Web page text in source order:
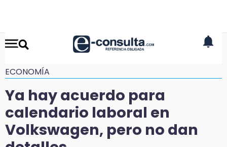
ECONOMÍA
Ya hay acuerdo para
calendario laboral en
Volkswagen, pero no dan